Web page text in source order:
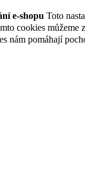
e-shopu Toto
cookies můžeme
nám pomáhají